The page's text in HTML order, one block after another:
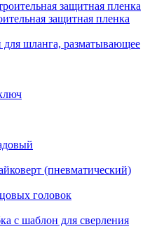
защитная пленка
для шланга, разматывающее
(пневматический)
головок
с шаблон для сверления